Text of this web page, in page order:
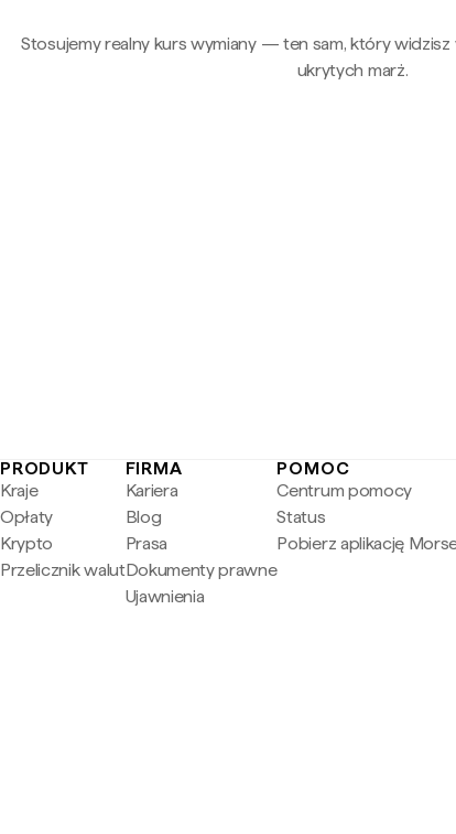
Stosujemy realny kurs wymiany — ten sam, który
ukrytych marż.
PRODUKT
Kraje
Opłaty
Krypto
Przelicznik walut
FIRMA
Kariera
Blog
Prasa
Dokumenty prawne
Ujawnienia
POMOC
Centrum pomocy
Status
Pobierz aplikację